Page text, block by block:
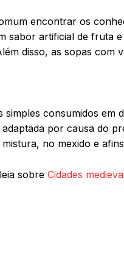
encontrar os
sabor artificial de fruta
disso, as sopas com
consumidos em
por causa do
no mexido e
sobre Cidades